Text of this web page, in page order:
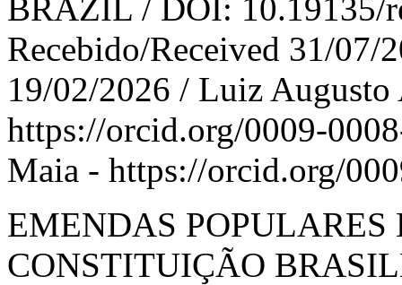
BRAZIL / DOI: 10.19135/
Recebido/Received 31/
19/02/2026 / Luiz
https://orcid.org/0009-
Maia - https://orcid.org/
EMENDAS
CONSTITUIÇÃO